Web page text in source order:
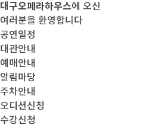
대구오페라하우스에 오신
여러분을 환영합니다
공연일정
대관안내
예매안내
알림마당
주차안내
오디션신청
수강신청